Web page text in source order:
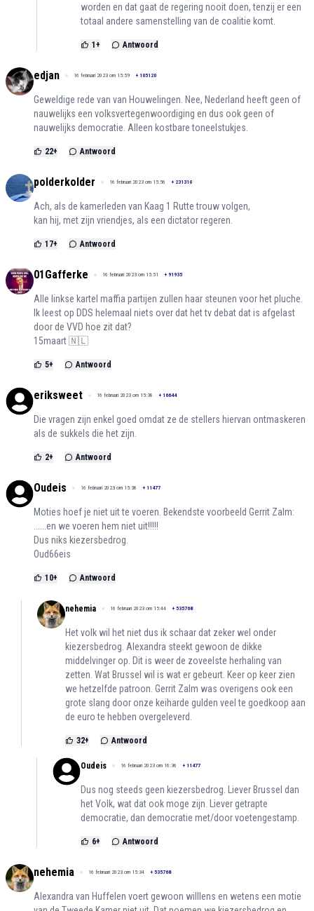
worden en dat gaat de regering nooit doen, tenzij er een
totaal andere samenstelling van de coalitie komt.
1 + Antwoord
edjan 16 februari 2023 om 15:59 + 105120
Geweldige rede van van Houwelingen. Nee, Nederland heeft geen of
nauwelijks een volksvertegenwoordiging en dus ook geen of
nauwelijks democratie. Alleen kostbare toneelstukjes.
22+ Antwoord
polderkolder 16 februari 2023 om 15:56 + 231310
Ach, als de kamerleden van Kaag 1 Rutte trouw volgen,
kan hij, met zijn vriendjes, als een dictator regeren.
17+ Antwoord
01Gafferke 16 februari 2023 om 15:51 + 91935
Alle linkse kartel maffia partijen zullen haar steunen voor het pluche.
Ik leest op DDS helemaal niets over dat het tv debat dat is afgelast
door de VVD hoe zit dat?
15maart 🇳🇱
5+ Antwoord
eriksweet 16 februari 2023 om 15:38 + 16644
Die vragen zijn enkel goed omdat ze de stellers hiervan ontmaskeren
als de sukkels die het zijn.
2+ Antwoord
Oudeis 16 februari 2023 om 15:38 + 11477
Moties hoef je niet uit te voeren. Bekendste voorbeeld Gerrit Zalm:
......en we voeren hem niet uit!!!!!
Dus niks kiezersbedrog.
Oud66eis
10+ Antwoord
nehemia 16 februari 2023 om 15:44 + 535768
Het volk wil het niet dus ik schaar dat zeker wel onder
kiezersbedrog. Alexandra steekt gewoon de dikke
middelvinger op. Dit is weer de zoveelste herhaling van
zetten. Wat Brussel wil is wat er gebeurt. Keer op keer zien
we hetzelfde patroon. Gerrit Zalm was overigens ook een
grote slang door onze keiharde gulden veel te goedkoop aan
de euro te hebben overgeleverd.
32+ Antwoord
Oudeis 16 februari 2023 om 16:36 + 11477
Dus nog steeds geen kiezersbedrog. Liever Brussel dan
het Volk, wat dat ook moge zijn. Liever getrapte
democratie, dan democratie met/door voetengestamp.
6+ Antwoord
nehemia 16 februari 2023 om 15:34 + 535768
Alexandra van Huffelen voert gewoon willlens en wetens een motie